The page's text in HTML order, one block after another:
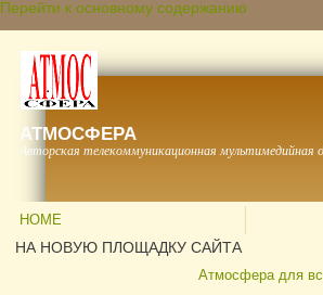
Перейти к основному содержанию
АТМОСФЕРА
Авторская телекоммуникационная мультимедийная
HOME
НА НОВУЮ ПЛОЩАДКУ САЙТА
Атмосфера для